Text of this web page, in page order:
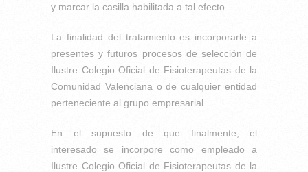
y marcar la casilla habilitada a tal efecto.
La finalidad del tratamiento es incorporarle a
presentes y futuros procesos de selección de
Ilustre Colegio Oficial de Fisioterapeutas de la
Comunidad Valenciana o de cualquier entidad
perteneciente al grupo empresarial.
En el supuesto de que finalmente, el
interesado se incorpore como empleado a
Ilustre Colegio Oficial de Fisioterapeutas de la